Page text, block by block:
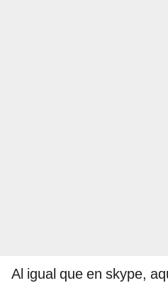
Al igual que en skype,